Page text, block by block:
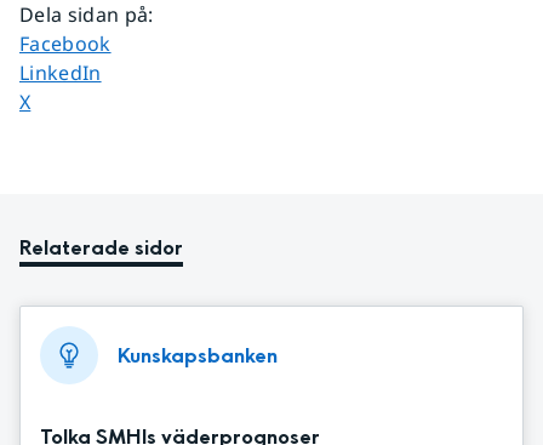
Dela sidan på:
Dela sidan på
Facebook
Dela sidan på
LinkedIn
Dela sidan på
X
Relaterade sidor
Kunskapsbanken
Tolka SMHIs väderprognoser